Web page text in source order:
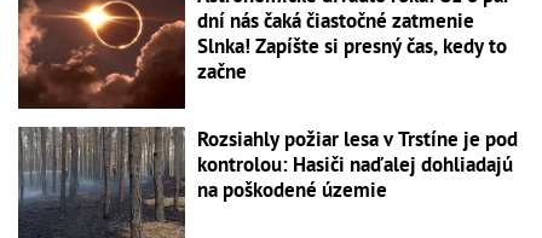
dní nás čaká čiastočné zatmenie
Slnka! Zapíšte si presný čas, kedy to
začne
Rozsiahly požiar lesa v Trstíne je pod
kontrolou: Hasiči naďalej dohliadajú
na poškodené územie